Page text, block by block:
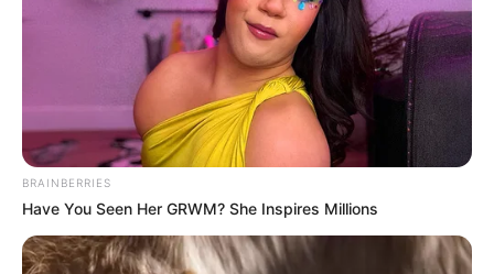
BRAINBERRIES
Have You Seen Her GRWM? She Inspires Millions